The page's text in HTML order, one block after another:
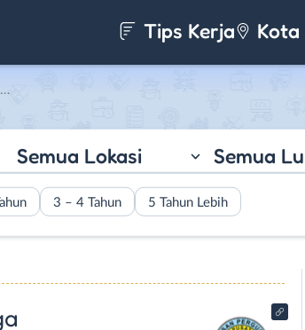
Tips Kerja Kota
Semua Lokasi Semua
3 – 4 Tahun 5 Tahun Lebih